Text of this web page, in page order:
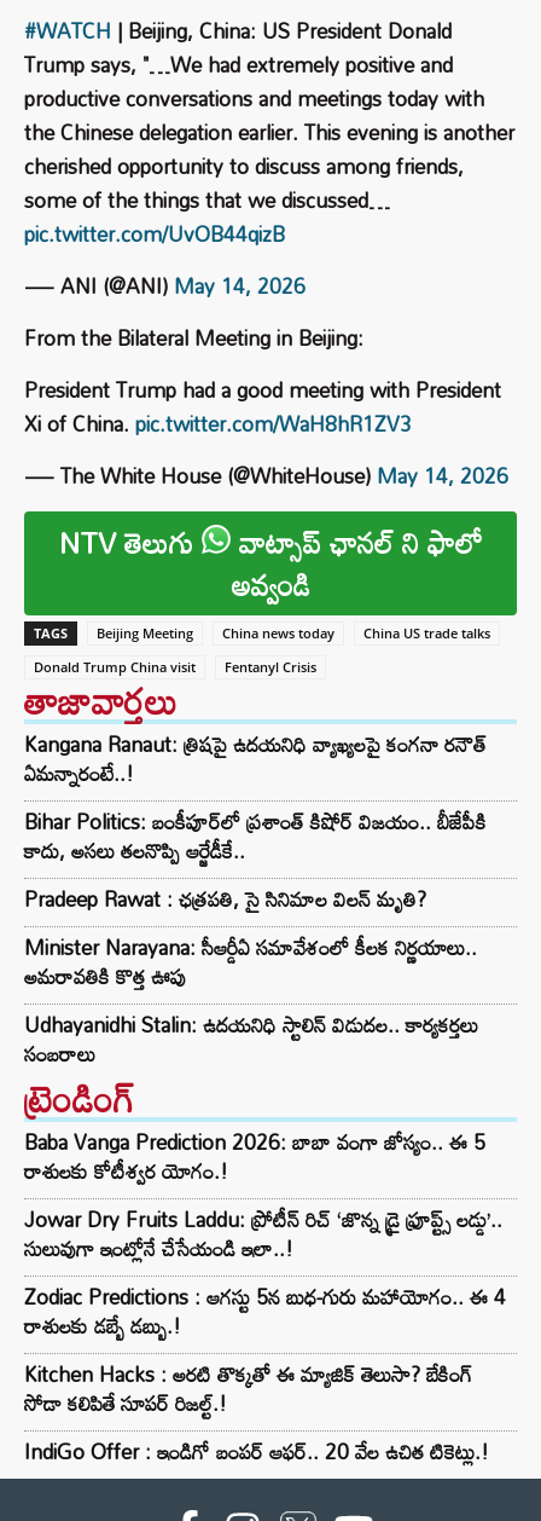
#WATCH | Beijing, China: US President Donald
Trump says, "…We had extremely positive and
productive conversations and meetings today with
the Chinese delegation earlier. This evening is another
cherished opportunity to discuss among friends,
some of the things that we discussed…
pic.twitter.com/UvOB44qizB
— ANI (@ANI)May 14, 2026
From the Bilateral Meeting in Beijing:
President Trump had a good meeting with President
Xi of China.pic.twitter.com/WaH8hR1ZV3
— The White House (@WhiteHouse)May 14, 2026
NTV తెలుగు వాట్సాప్ ఛానల్ ని ఫాలో
అవ్వండి
TAGS Beijing Meeting China news today
China US trade talks
Donald Trump China visit
Fentanyl Crisis
తాజావార్తలు
Kangana Ranaut: త్రిషపై ఉదయనిధి వ్యాఖ్యలపై కంగనా రనౌత్
ఏమన్నారంటే..!
Bihar Politics: బంకీపూర్‌లో ప్రశాంత్ కిషోర్ విజయం.. బీజేపీకి
కాదు, అసలు తలనొప్పి ఆర్జేడీకే..
Pradeep Rawat : ఛత్రపతి, సై సినిమాల విలన్ మృతి?
Minister Narayana: సీఆర్డీఏ సమావేశంలో కీలక నిర్ణయాలు..
అమరావతికి కొత్త ఊపు
Udhayanidhi Stalin: ఉదయనిధి స్టాలిన్ విడుదల.. కార్యకర్తలు
సంబరాలు
ట్రెండింగ్‌
Baba Vanga Prediction 2026: బాబా వంగా జోస్యం.. ఈ 5
రాశులకు కోటీశ్వర యోగం.!
Jowar Dry Fruits Laddu: ప్రోటీన్ రిచ్ ‘జొన్న డ్రై ఫ్రూప్ట్స్ లడ్డు’..
సులువుగా ఇంట్లోనే చేసేయండి ఇలా..!
Zodiac Predictions : ఆగస్టు 5న బుధ-గురు మహాయోగం.. ఈ 4
రాశులకు డబ్బే డబ్బు.!
Kitchen Hacks : అరటి తొక్కతో ఈ మ్యాజిక్ తెలుసా? బేకింగ్
సోడా కలిపితే సూపర్ రిజల్ట్.!
IndiGo Offer : ఇండిగో బంపర్ ఆఫర్.. 20 వేల ఉచిత టికెట్లు.!